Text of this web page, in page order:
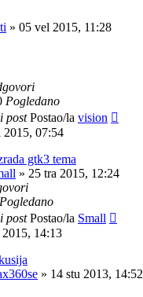
» 05 vel 2015, 11:28
Pogledano
postPostao/la vision
2015, 07:54
gtk3 tema
» 25 tra 2015, 12:24
Pogledano
postPostao/la Small
2015, 14:13
» 14 stu 2013, 14:52